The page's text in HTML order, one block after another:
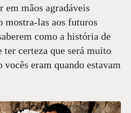
mãos agradáveis
mostra-las aos futuros
como a história de
ter certeza que será muito
eram quando estavam